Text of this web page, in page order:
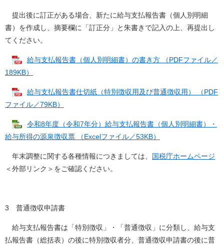
提出後に訂正がある場合、新たに給与支払報告書（個人別明細
書）を作成し、摘要欄に「訂正分」と朱書きで記入の上、再提出し
てください。
給与支払報告書（個人別明細書）の書き方 （PDFファイル／
189KB）
給与支払報告書仕切紙（特別徴収用及び普通徴収用） （PDF
ファイル／79KB）
令和8年度（令和7年分）給与支払報告書（個人別明細書）・
給与所得の源泉徴収票 （Excelファイル／53KB）
年末調整に関する各種情報につきましては、 国税庁ホームページ
＜外部リンク＞ をご確認ください。
3 普通徴収申請書
給与支払報告書は「特別徴収」・「普通徴収」に分類し、給与支
払報告書（総括表）の後に特別徴収者分、普通徴収申請書の後に普